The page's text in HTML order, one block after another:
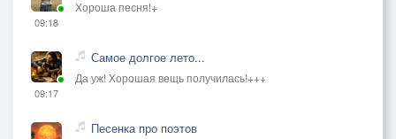
09:18
Хороша песня!+
09:17
Самое долгое лето...
Да уж! Хорошая вещь получилась!+++
Песенка про поэтов